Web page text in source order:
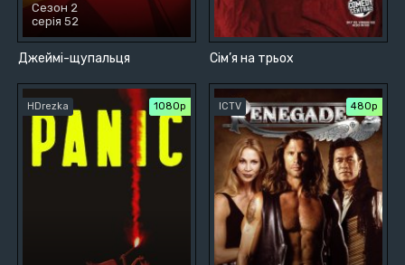
Джеймі-щупальця
Сезон 2
серія 52
Сім’я на трьох
HDrezka 1080p ICTV 480р